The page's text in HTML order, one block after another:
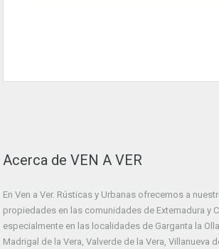
Acerca de VEN A VER
En Ven a Ver. Rústicas y Urbanas ofrecemos a
propiedades en las comunidades de Extemadura y
especialmente en las localidades de Garganta la
Madrigal de la Vera, Valverde de la Vera, Villanueva